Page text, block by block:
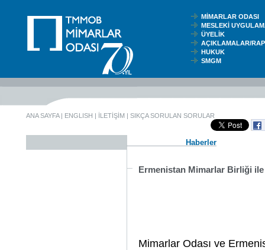
MİMARLAR ODASI
MESLEKİ
ÜYELİK
AÇIKLAMALAR/
HUKUK
SMGM
ANA SAYFA| ENGLISH | İLETİŞİM | SIKÇA SORULAN SORULAR
Haberler
Ermenistan Mimarlar Birliği
Mimarlar Odası ve